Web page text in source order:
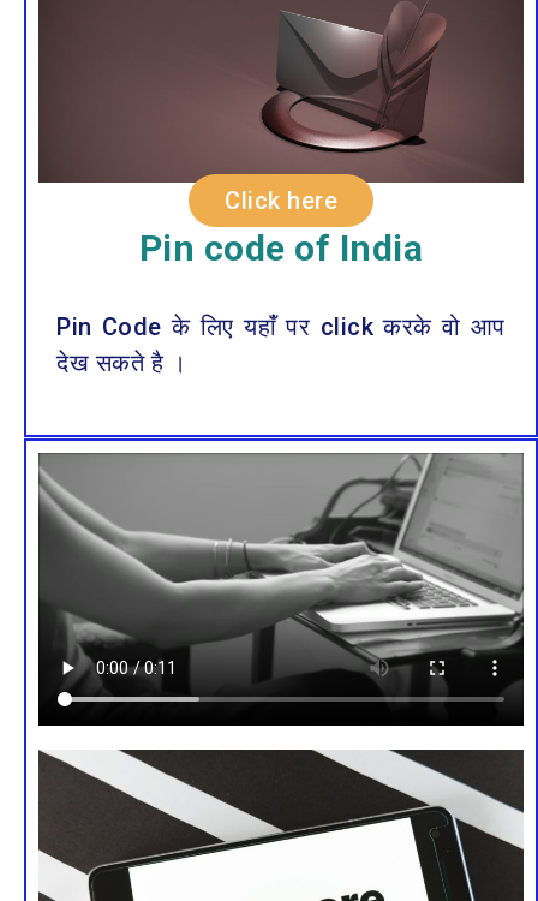
Click here
Pin code of India
Pin Code के लिए यहाँं पर click करके वो आप
देख सकते है ।